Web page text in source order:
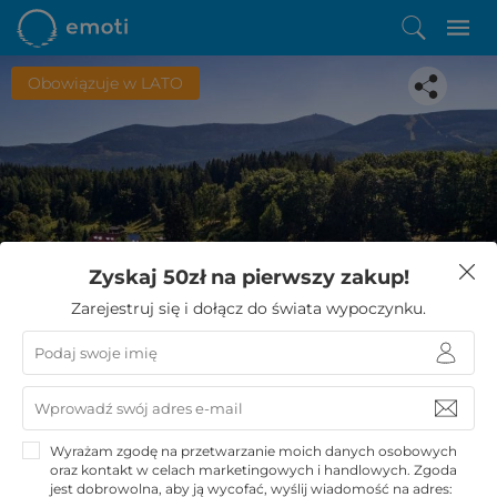
Obowiązuje w LATO
Spodobała Ci się ta oferta?
Zostało Ci zaledwie kilka kroków do niezwykłego
wypoczynku
Zyskaj 50zł na pierwszy zakup!
Zarejestruj się i dołącz do świata wypoczynku.
Wyrażam zgodę na przetwarzanie moich danych osobowych
oraz kontakt w celach marketingowych i handlowych. Zgoda
jest dobrowolna, aby ją wycofać, wyślij wiadomość na adres: